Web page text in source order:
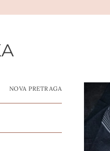
NOVA PRETRAGA